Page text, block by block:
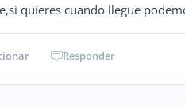
quieres cuando llegue
Responder